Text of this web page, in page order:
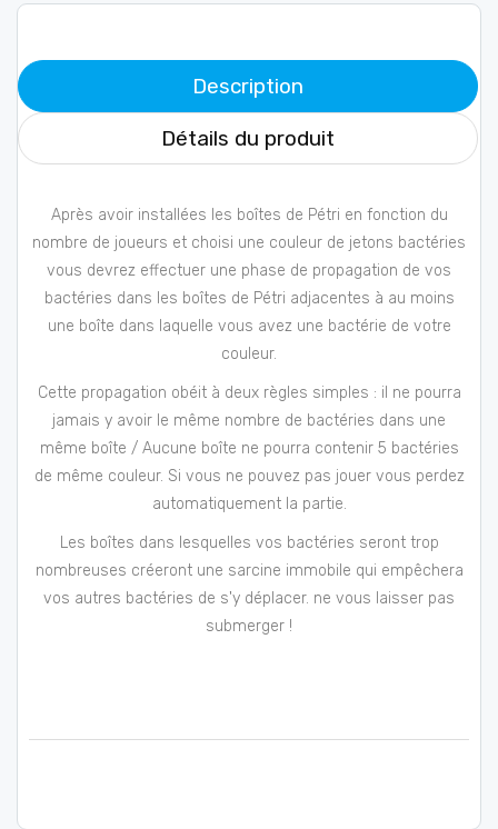
Description
Détails du produit
Après avoir installées les boîtes de Pétri en fonction du
nombre de joueurs et choisi une couleur de jetons bactéries
vous devrez effectuer une phase de propagation de vos
bactéries dans les boîtes de Pétri adjacentes à au moins
une boîte dans laquelle vous avez une bactérie de votre
couleur.
Cette propagation obéit à deux règles simples : il ne pourra
jamais y avoir le même nombre de bactéries dans une
même boîte / Aucune boîte ne pourra contenir 5 bactéries
de même couleur. Si vous ne pouvez pas jouer vous perdez
automatiquement la partie.
Les boîtes dans lesquelles vos bactéries seront trop
nombreuses créeront une sarcine immobile qui empêchera
vos autres bactéries de s'y déplacer. ne vous laisser pas
submerger !